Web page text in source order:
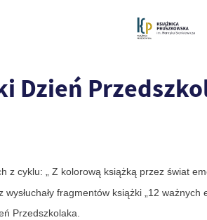
Dzień
z cyklu: „ Z kolorową książką przez świat
fragmentów książki „12
Przedszkolaka.